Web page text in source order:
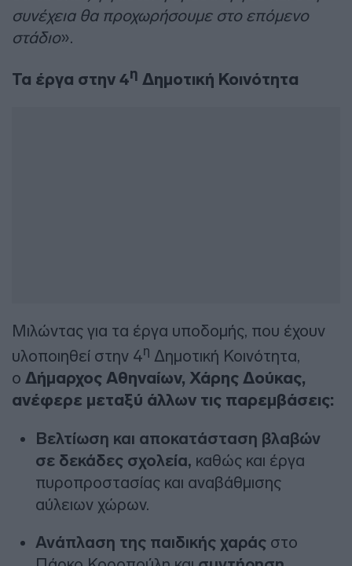
συνέχεια θα προχωρήσουμε στο επόμενο
στάδιο».
Τα έργα στην 4η Δημοτική Κοινότητα
Μιλώντας για τα έργα υποδομής, που έχουν
υλοποιηθεί στην 4η Δημοτική Κοινότητα,
ο Δήμαρχος Αθηναίων, Χάρης Δούκας,
ανέφερε μεταξύ άλλων τις παρεμβάσεις:
Βελτίωση και αποκατάσταση βλαβών
σε δεκάδες σχολεία, καθώς και έργα
πυροπροστασίας και αναβάθμισης
αύλειων χώρων.
Ανάπλαση της παιδικής χαράς στο